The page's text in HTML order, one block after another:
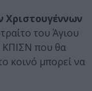
Χριστουγέννων
του Άγιου
ΚΠΙΣΝ που θα
κοινό μπορεί να